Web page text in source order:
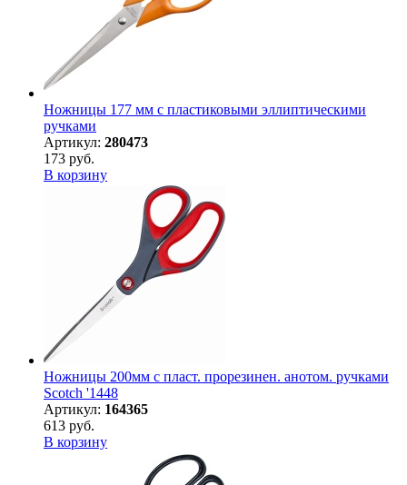
Ножницы 177 мм с пластиковыми эллиптическими
ручками
Артикул: 280473
173 руб.
В корзину
Ножницы 200мм с пласт. прорезинен. анотом. ручками
Scotch '1448
Артикул: 164365
613 руб.
В корзину